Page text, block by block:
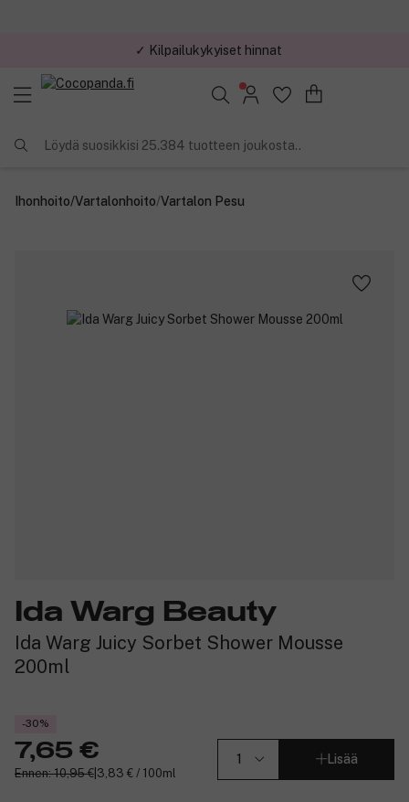
✓ Kilpailukykyiset hinnat
Löydä suosikkisi 25.384 tuotteen joukosta..
Ihonhoito/Vartalonhoito/Vartalon Pesu
Ida Warg Beauty
Ida Warg Juicy Sorbet Shower Mousse
200ml
-30%
7,65 €
Ennen: 10,95 € 3,83 € / 100ml
Lisää